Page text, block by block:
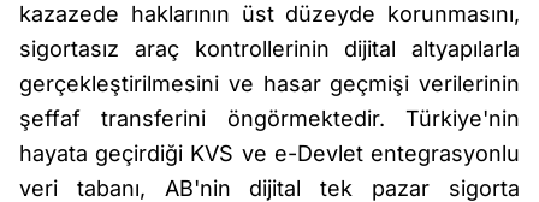
kazazede haklarının üst düzeyde korunmasını,
sigortasız araç kontrollerinin dijital altyapılarla
gerçekleştirilmesini ve hasar geçmişi verilerinin
şeffaf transferini öngörmektedir. Türkiye'nin
hayata geçirdiği KVS ve e-Devlet entegrasyonlu
veri tabanı, AB'nin dijital tek pazar sigorta